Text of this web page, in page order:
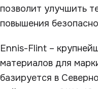
позволит улучшить
повышения
Ennis-Flint –
материалов для
базируется в